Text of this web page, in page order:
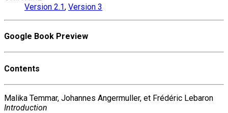
Version 2.1, Version 3
Google Book Preview
Contents
Malika Temmar, Johannes Angermuller, et Frédéric Lebaron
Introduction